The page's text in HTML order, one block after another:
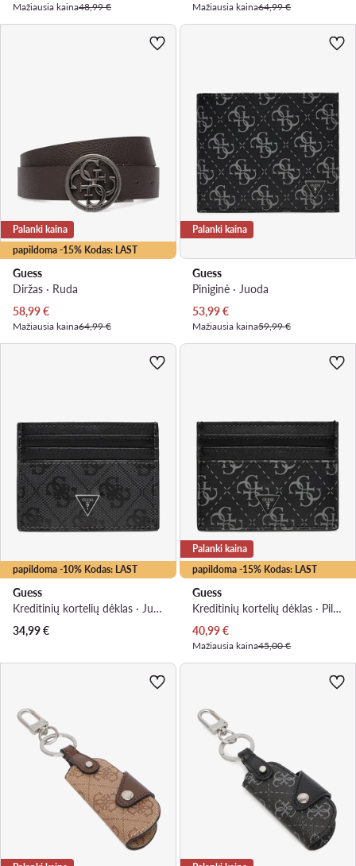
Mažiausia kaina48,99 € Mažiausia kaina64,99 €
papildoma -15% Kodas: LAST
Palanki kaina
Guess
Diržas · Ruda
Dabartinė kaina
58,99€
Mažiausia kaina64,99 €
Palanki kaina
Guess
Piniginė · Juoda
Dabartinė kaina
53,99€
Mažiausia kaina59,99 €
papildoma -10% Kodas: LAST
Guess
Kreditinių kortelių dėklas · Juoda
34,99€
papildoma -15% Kodas: LAST
Palanki kaina
Guess
Kreditinių kortelių dėklas · Pilka
Dabartinė kaina
40,99€
Mažiausia kaina45,00 €